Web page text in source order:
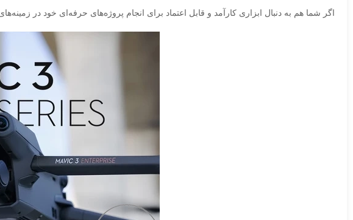
اگر شما هم به دنبال ابزاری کارآمد و قابل اعتماد برای انجام پروژه‌های حرفه‌ای خود در